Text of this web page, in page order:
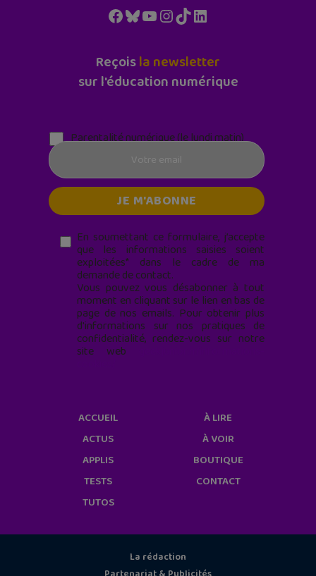
Facebook
Bluesky
YouTube
Instagram
TikTokLinkedIn
Reçoisla newsletter
sur l'éducation numérique
Parentalité numérique (le lundi matin)
En soumettant ce formulaire, j’accepte
que les informations saisies soient
exploitées* dans le cadre de ma
demande de contact.
Vous pouvez vous désabonner à tout
moment en cliquant sur le lien en bas de
page de nos emails. Pour obtenir plus
d'informations sur nos pratiques de
confidentialité, rendez-vous sur notre
site web
ACCUEIL
ACTUS
APPLIS
TESTS
TUTOS
À LIRE
À VOIR
BOUTIQUE
CONTACT
La rédaction